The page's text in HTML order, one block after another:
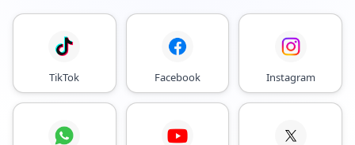
TikTok Facebook Instagram